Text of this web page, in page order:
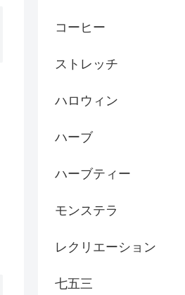
コーヒー
ストレッチ
ハロウィン
ハーブ
ハーブティー
モンステラ
レクリエーション
七五三